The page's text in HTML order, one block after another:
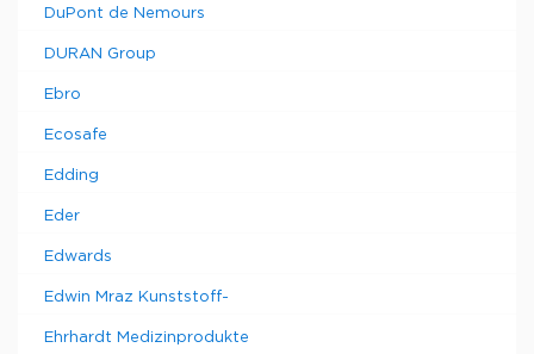
DuPont de Nemours
DURAN Group
Ebro
Ecosafe
Edding
Eder
Edwards
Edwin Mraz Kunststoff-
Ehrhardt Medizinprodukte